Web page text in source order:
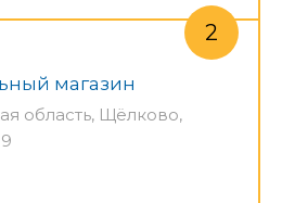
магазин
область, Щёлково,